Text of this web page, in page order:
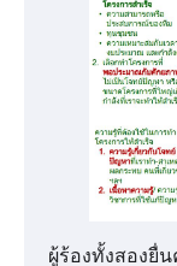
ผู้ร้องทั้งสองยื่